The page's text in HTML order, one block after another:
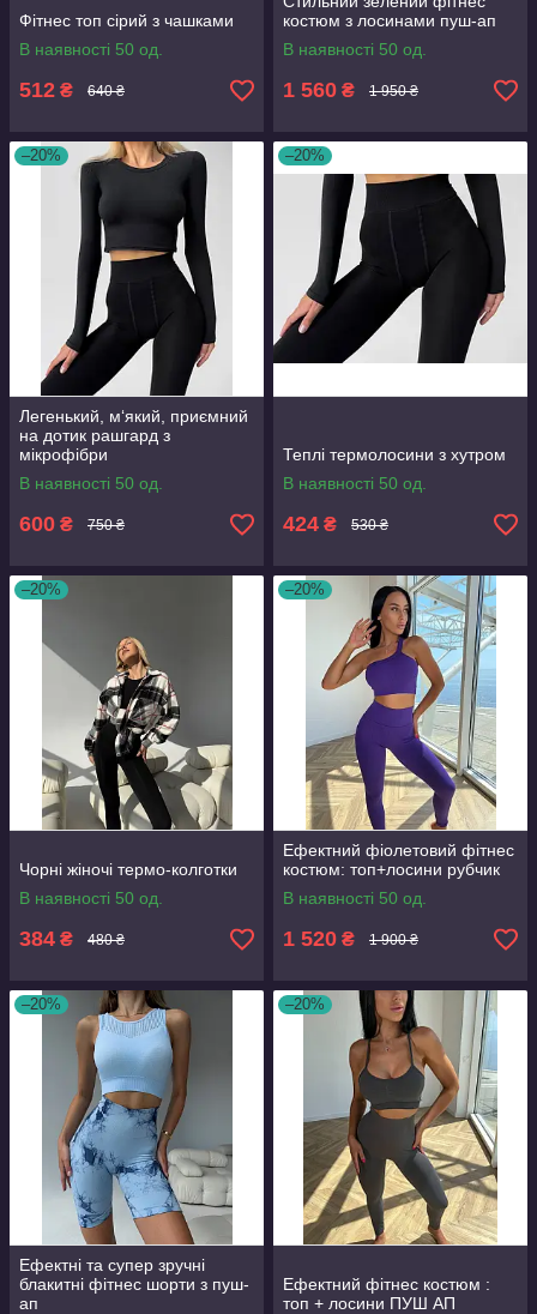
Фітнес топ сірий з чашками
В наявності 50 од.
512 ₴ 640 ₴
костюм з лосинами пуш-ап
В наявності 50 од.
1 560 ₴ 1 950 ₴
–20%
Легенький, м‘який, приємний
на дотик рашгард з
мікрофібри
В наявності 50 од.
600 ₴ 750 ₴
–20%
Теплі термолосини з хутром
В наявності 50 од.
424 ₴ 530 ₴
–20%
Чорні жіночі термо-колготки
В наявності 50 од.
384 ₴ 480 ₴
–20%
Ефектний фіолетовий фітнес
костюм: топ+лосини рубчик
В наявності 50 од.
1 520 ₴ 1 900 ₴
–20%
Ефектні та супер зручні
блакитні фітнес шорти з пуш-
ап
–20%
Ефектний фітнес костюм :
топ + лосини ПУШ АП